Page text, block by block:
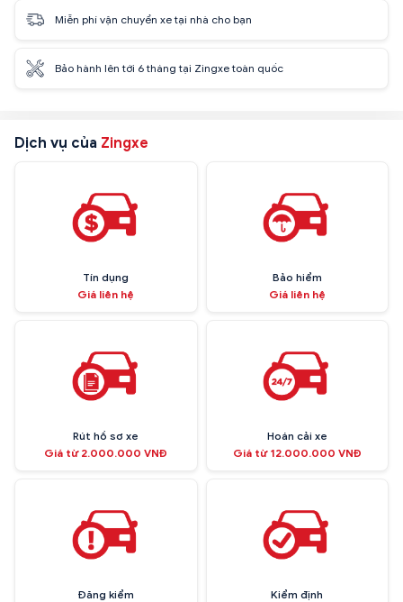
Miễn phí vận chuyển xe tại nhà cho bạn
Bảo hành lên tới 6 tháng tại Zingxe toàn quốc
Dịch vụ của Zingxe
Tín dụng
Giá liên hệ
Bảo hiểm
Giá liên hệ
Rút hồ sơ xe
Giá từ 2.000.000 VNĐ
Hoán cải xe
Giá từ 12.000.000 VNĐ
Đăng kiểm
Kiểm định